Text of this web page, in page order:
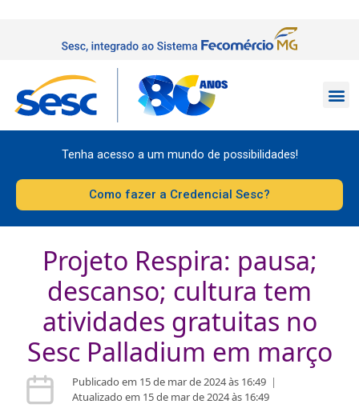
Tenha acesso a um mundo de possibilidades!
Como fazer a Credencial Sesc?
Projeto Respira: pausa;
descanso; cultura tem
atividades gratuitas no
Sesc Palladium em março
Publicado em 15 de mar de 2024 às 16:49 |
Atualizado em 15 de mar de 2024 às 16:49